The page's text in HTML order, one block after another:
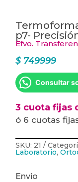
p7-
Efvo.
$749999
Consultar
3 cuota fijas
ó 6 cuotas
SKU: 21
Laboratorio,
Envio